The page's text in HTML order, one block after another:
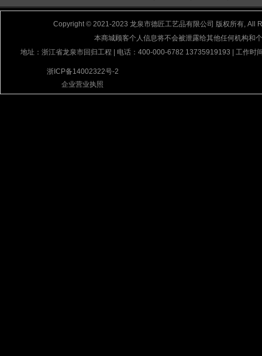
Copyright © 2021-2023 龙泉市德匠工艺品有限公司 版权所有, All
本商城顾客个人信息将不会被泄露给其他任何机构和
地址：浙江省龙泉市回归工程 | 电话：400-000-6782 13735919193 | 工作时
浙ICP备14002322号-2
企业营业执照